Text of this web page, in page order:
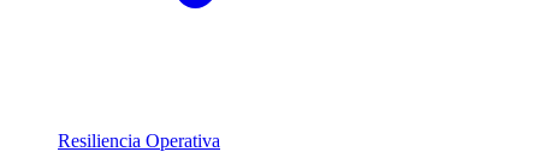
Resiliencia Operativa